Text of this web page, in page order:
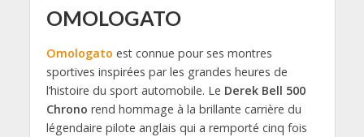
OMOLOGATO
Omologato est connue pour ses montres
sportives inspirées par les grandes heures de
l’histoire du sport automobile. Le Derek Bell 500
Chrono rend hommage à la brillante carrière du
légendaire pilote anglais qui a remporté cinq fois